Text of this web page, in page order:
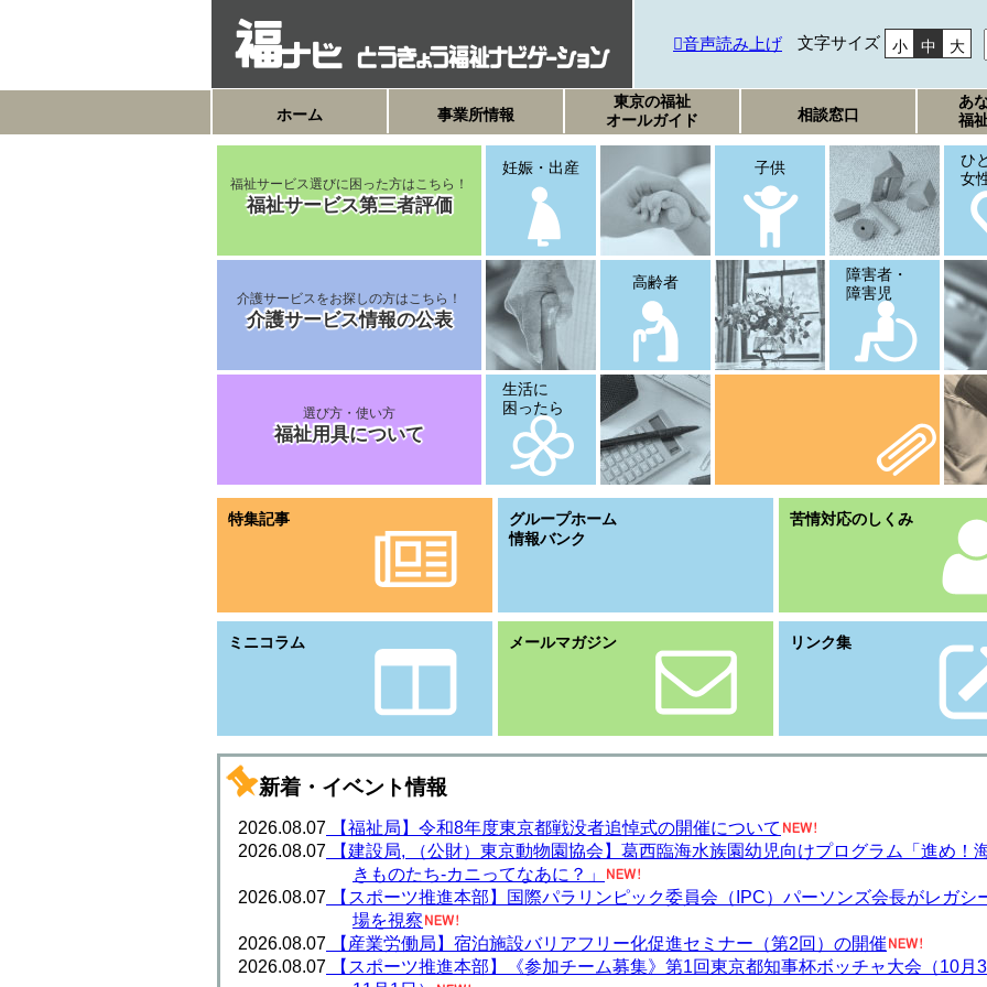
音声読み上げ 文字サイズ 小 中 大
ホーム 事業所情報
東京の福祉
オールガイド
相談窓口
あ
福
福祉サービス選びに困った方はこちら！
福祉サービス第三者評価
介護サービスをお探しの方はこちら！
介護サービス情報の公表
公表情報を検索する
報告システム 事業者ログイン
選び方・使い方
福祉用具について
常設福祉用具一覧
過去の新製品展示説明会
＞＞福祉用具トップへ
妊娠・出産 子供
ひ
女
高齢者
障害者・
障害児
生活に
困ったら
特集記事
グループホーム
情報バンク
苦情対応のしくみ
ミニコラム メールマガジン リンク集
新着・イベント情報
2026.08.07 【福祉局】令和8年度東京都戦没者追悼式の開催について
2026.08.07 【建設局, （公財）東京動物園協会】葛西臨海水族園幼児向けプログラム「進め！
きものたち-カニってなあに？」
2026.08.07 【スポーツ推進本部】国際パラリンピック委員会（IPC）パーソンズ会長がレガシ
場を視察
2026.08.07 【産業労働局】宿泊施設バリアフリー化促進セミナー（第2回）の開催
2026.08.07 【スポーツ推進本部】《参加チーム募集》第1回東京都知事杯ボッチャ大会（10月